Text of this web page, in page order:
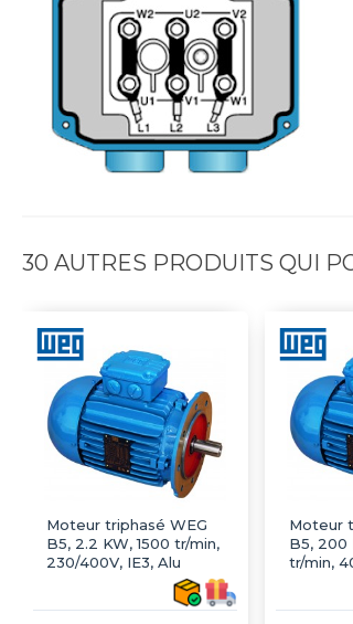
30 AUTRES PRODUITS QUI
Moteur triphasé WEG
B5, 2.2 KW, 1500 tr/min,
230/400V, IE3, Alu
Moteur
B5, 200
tr/min,